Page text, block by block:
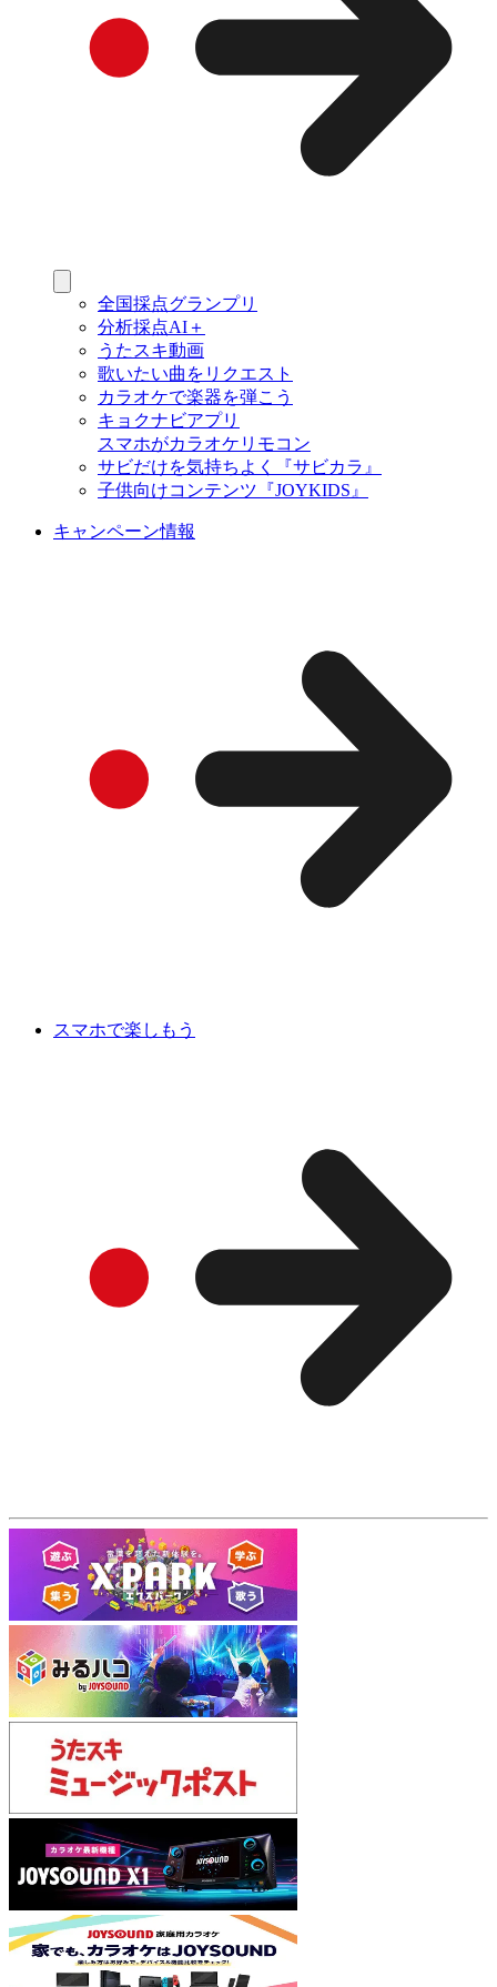
全国採点グランプリ
分析採点AI＋
うたスキ動画
歌いたい曲をリクエスト
カラオケで楽器を弾こう
キョクナビアプリ
スマホがカラオケリモコン
サビだけを気持ちよく『サビカラ』
子供向けコンテンツ『JOYKIDS』
キャンペーン情報
スマホで楽しもう